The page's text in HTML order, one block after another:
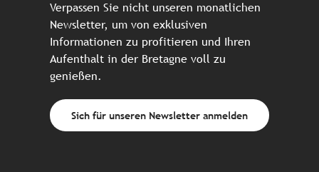
Verpassen Sie nicht unseren monatlichen
Newsletter, um von exklusiven
Informationen zu profitieren und Ihren
Aufenthalt in der Bretagne voll zu
genießen.
Sich für unseren Newsletter anmelden